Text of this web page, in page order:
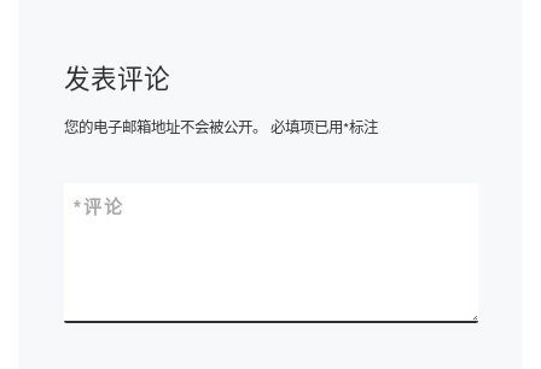
发表评论
您的电子邮箱地址不会被公开。 必填项已用*标注
评论
*